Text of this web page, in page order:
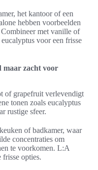
het kantoor of een
hebben voorbeelden
met vanille of
voor een frisse
maar zacht voor
of grapefruit verlevendigt
tonen zoals eucalyptus
rustige sfeer.
of badkamer, waar
concentraties om
te voorkomen. L:A
opties.